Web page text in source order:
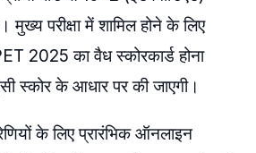
मुख्य परीक्षा में शामिल होने के लिए
2025 का वैध स्कोरकार्ड होना
स्कोर के आधार पर की जाएगी।
के लिए प्रारंभिक ऑनलाइन